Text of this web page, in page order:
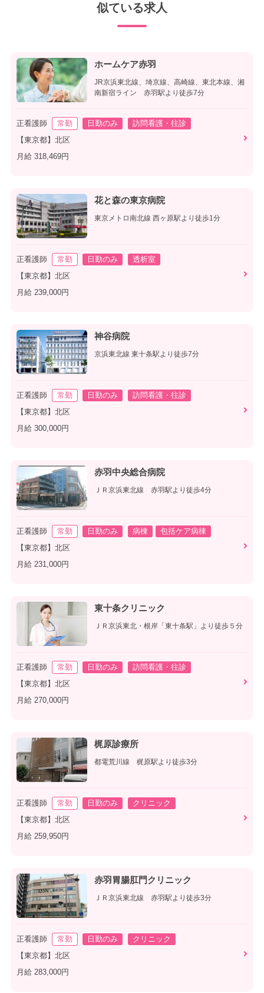
似ている求人
ホームケア赤羽
JR京浜東北線、埼京線、高崎線、東北本線、湘
南新宿ライン 赤羽駅より徒歩7分
正看護師 常勤 日勤のみ
訪問看護・往診
【東京都】北区
月給 318,469円
花と森の東京病院
東京メトロ南北線 西ヶ原駅より徒歩1分
正看護師 常勤 日勤のみ
透析室
【東京都】北区
月給 239,000円
神谷病院
京浜東北線 東十条駅より徒歩7分
正看護師 常勤 日勤のみ
訪問看護・往診
【東京都】北区
月給 300,000円
赤羽中央総合病院
ＪＲ京浜東北線 赤羽駅より徒歩4分
正看護師 常勤 日勤のみ 病棟
包括ケア病棟
【東京都】北区
月給 231,000円
東十条クリニック
ＪＲ京浜東北・根岸「東十条駅」より徒歩５分
正看護師 常勤 日勤のみ
訪問看護・往診
【東京都】北区
月給 270,000円
梶原診療所
都電荒川線 梶原駅より徒歩3分
正看護師 常勤 日勤のみ
クリニック
【東京都】北区
月給 259,950円
赤羽胃腸肛門クリニック
ＪＲ京浜東北線 赤羽駅より徒歩3分
正看護師 常勤 日勤のみ
クリニック
【東京都】北区
月給 283,000円